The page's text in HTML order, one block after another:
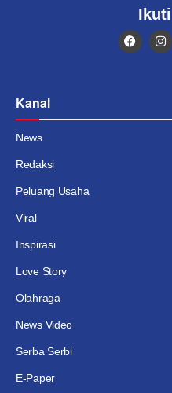
Kanal
News
Redaksi
Peluang Usaha
Viral
Inspirasi
Love Story
Olahraga
News Video
Serba Serbi
E-Paper